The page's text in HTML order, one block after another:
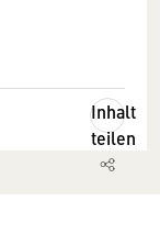
Inhalt
teilen